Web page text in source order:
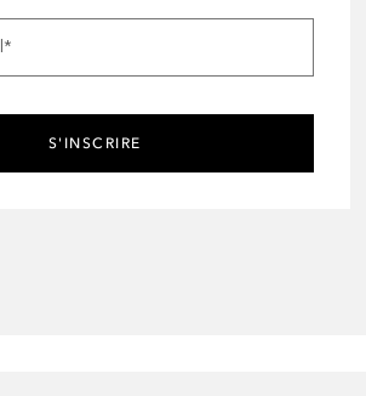
*
S'INSCRIRE